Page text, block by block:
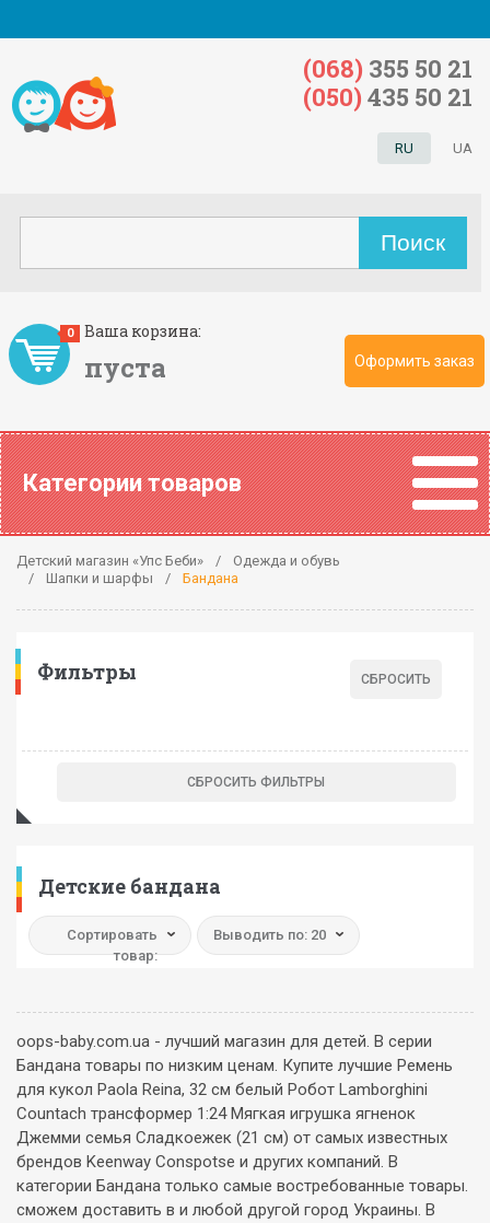
Ваша корзина:
пуста
0
Оформить заказ
RU UA
(068) 355 50 21
(050) 435 50 21
Категории товаров
Детский магазин «Упс Беби»
Одежда и обувь
Шапки и шарфы
Бандана
Фильтры
Детские бандана
Сортировать
товар:
Выводить по: 20
oops-baby.com.ua - лучший магазин для детей. В серии
Бандана товары по низким ценам. Купите лучшие Ремень
для кукол Paola Reina, 32 см белый Робот Lamborghini
Countach трансформер 1:24 Мягкая игрушка ягненок
Джемми семья Сладкоежек (21 см) от самых известных
брендов Keenway Conspotse и других компаний. В
категории Бандана только самые востребованные товары.
сможем доставить в и любой другой город Украины. В